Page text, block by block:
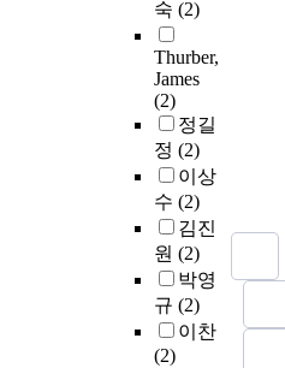
숙 (2)
Thurber,
James
(2)
정길
정 (2)
이상
수 (2)
김진
원 (2)
박영
규 (2)
이찬
(2)